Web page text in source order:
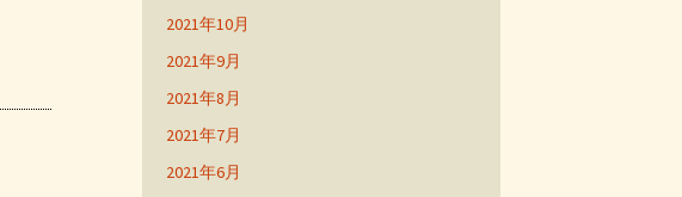
2021年10月
2021年9月
2021年8月
2021年7月
2021年6月